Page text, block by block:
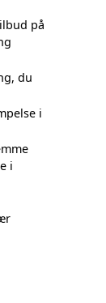
på
du
i
i